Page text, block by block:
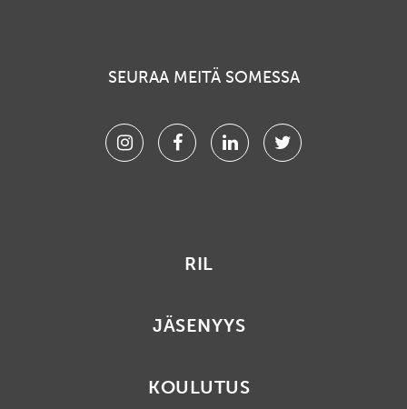
SEURAA MEITÄ SOMESSA
InstagramFacebookLinkedinTwitter
RIL
JÄSENYYS
KOULUTUS